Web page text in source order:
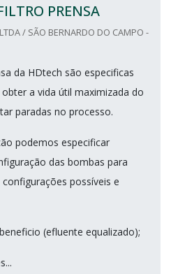
PRENSA
/ SÃO BERNARDO DO CAMPO -
da HDtech são especificas
a vida útil maximizada do
paradas no processo.
podemos especificar
das bombas para
possíveis e
(efluente equalizado);